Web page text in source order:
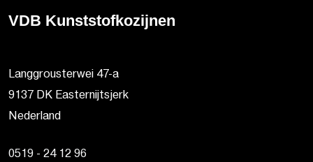
VDB Kunststofkozijnen
Langgrousterwei 47-a
9137 DK Easternijtsjerk
Nederland
0519 - 24 12 96